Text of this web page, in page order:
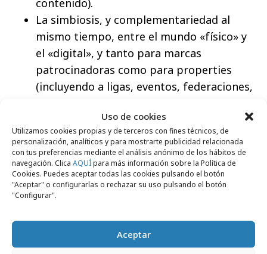
Uso de cookies
Utilizamos cookies propias y de terceros con fines técnicos, de
personalización, analíticos y para mostrarte publicidad relacionada
con tus preferencias mediante el análisis anónimo de los hábitos de
navegación. Clica AQUÍpara más información sobre la Política de
Cookies. Puedes aceptar todas las cookies pulsando el botón
"Aceptar" o configurarlas o rechazar su uso pulsando el botón
"Configurar".
Aceptar
La simbiosis, y complementariedad al
mismo tiempo, entre el mundo «físico» y
el «digital», y tanto para marcas
patrocinadoras como para properties
(incluyendo a ligas, eventos, federaciones,
cada vez más un espacio (y un negocio)
«phygital» en el ámbito del deporte.
Un incremento substancial de las
activaciones de patrocinio con un claro
sentido social, que beneficien a la
sociedad y al público objetivo de
patrocinio, favoreciendo los «hechos» por
encima de las «palabras» (sponsorship